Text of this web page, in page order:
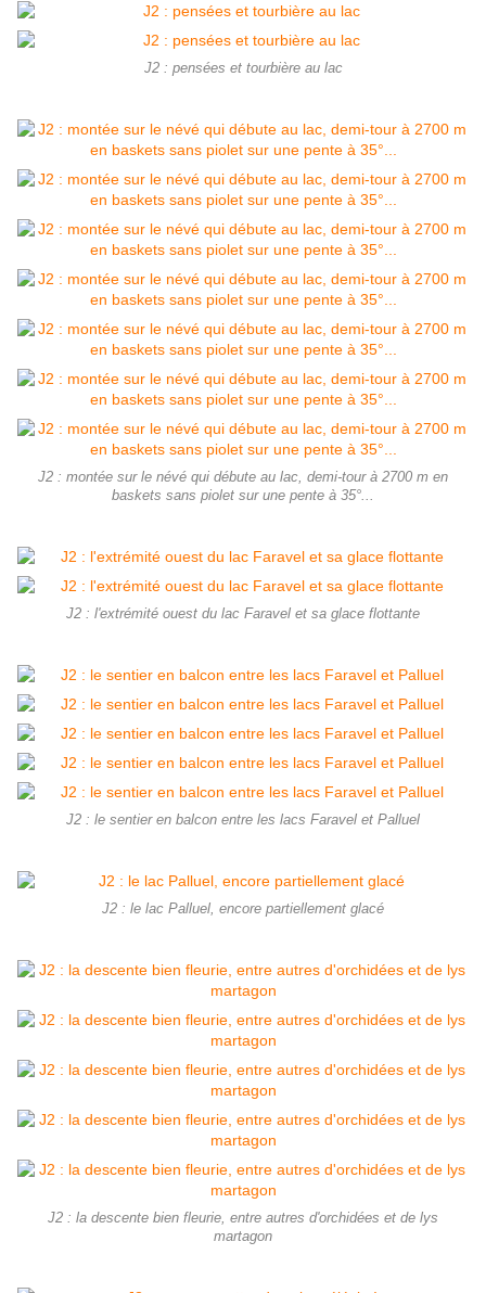
J2 : pensées et tourbière au lac
J2 : montée sur le névé qui débute au lac, demi-tour à 2700 m en
baskets sans piolet sur une pente à 35°...
J2 : l'extrémité ouest du lac Faravel et sa glace flottante
J2 : le sentier en balcon entre les lacs Faravel et Palluel
J2 : le lac Palluel, encore partiellement glacé
J2 : la descente bien fleurie, entre autres d'orchidées et de lys
martagon